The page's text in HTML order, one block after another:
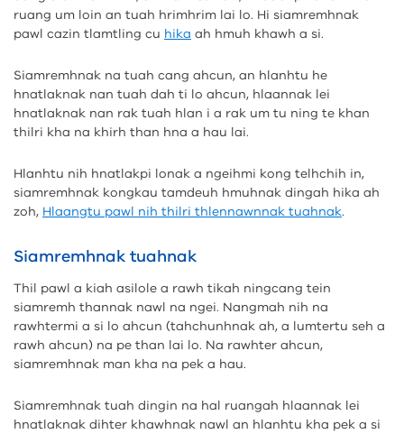
ruang um loin an tuah hrimhrim lai lo. Hi siamremhnak
pawl cazin tlamtling cu hika ah hmuh khawh a si.
Siamremhnak na tuah cang ahcun, an hlanhtu he
hnatlaknak nan tuah dah ti lo ahcun, hlaannak lei
hnatlaknak nan rak tuah hlan i a rak um tu ning te khan
thilri kha na khirh than hna a hau lai.
Hlanhtu nih hnatlakpi lonak a ngeihmi kong telhchih in,
siamremhnak kongkau tamdeuh hmuhnak dingah hika ah
zoh, Hlaangtu pawl nih thilri thlennawnnak tuahnak.
Siamremhnak tuahnak
Thil pawl a kiah asilole a rawh tikah ningcang tein
siamremh thannak nawl na ngei. Nangmah nih na
rawhtermi a si lo ahcun (tahchunhnak ah, a lumtertu seh a
rawh ahcun) na pe than lai lo. Na rawhter ahcun,
siamremhnak man kha na pek a hau.
Siamremhnak tuah dingin na hal ruangah hlaannak lei
hnatlaknak dihter khawhnak nawl an hlanhtu kha pek a si